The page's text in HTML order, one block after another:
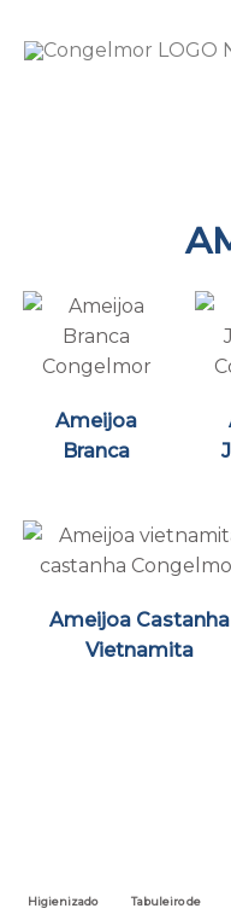
Ameijoa
Branca
Ameijoa Castanha
Vietnamita
Higienizado Tabuleiro de